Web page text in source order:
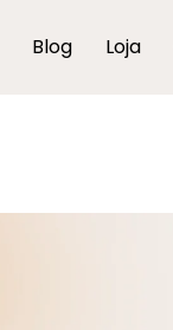
Blog Loja